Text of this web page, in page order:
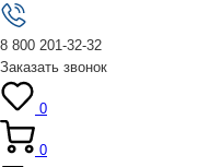
8 800 201-32-32
Заказать звонок
0
0